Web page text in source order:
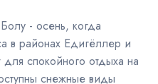
- осень, когда
в районах Едигёллер и
спокойного отдыха на
снежные виды